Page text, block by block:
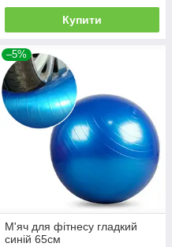
Купити
–5%
М'яч для фітнесу гладкий
синій 65см